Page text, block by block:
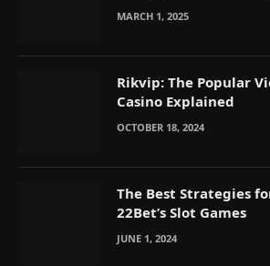
MARCH 1, 2025
Rikvip: The Popular
Casino Explained
OCTOBER 18, 2024
The Best Strategies
22Bet’s Slot Games
JUNE 1, 2024